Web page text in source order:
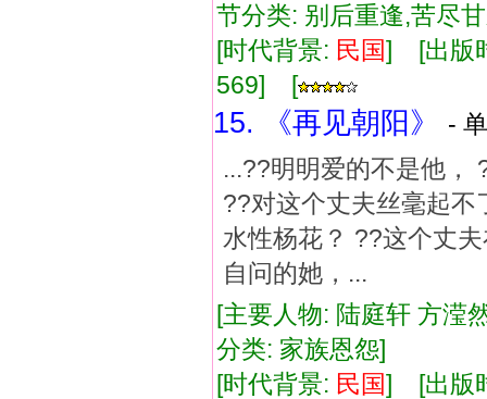
节分类: 别后重逢,苦
[时代背景: 民国] [出版
569] [
15. 《再见朝阳》
-
...??明明爱的不是他，
??对这个丈夫丝毫起
水性杨花？ ??这个丈
自问的她，...
[主要人物: 陆庭轩 方
分类: 家族恩怨]
[时代背景: 民国] [出版